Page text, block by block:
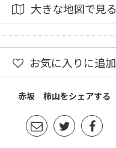
大きな地図で見る
お気に入りに追加
赤坂 柿山をシェアする